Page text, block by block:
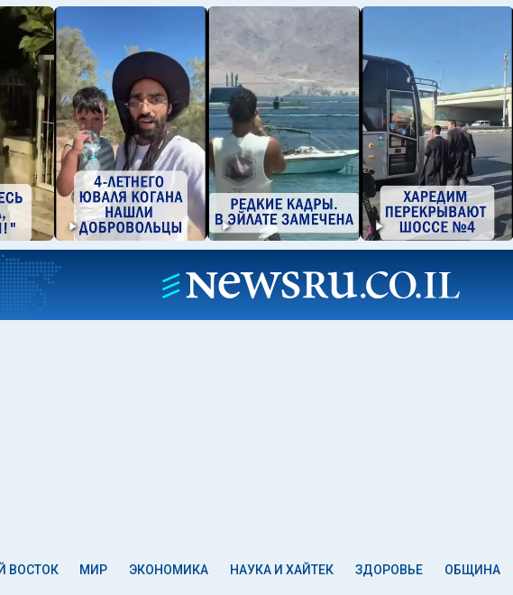
ВОСТОК МИР ЭКОНОМИКА НАУКА И ХАЙТЕК ЗДОРОВЬЕ ОБЩИНА